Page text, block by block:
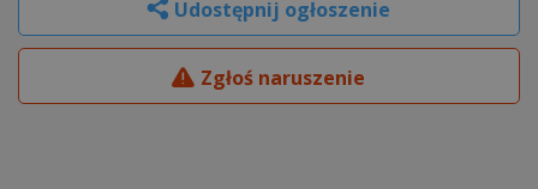
Udostępnij ogłoszenie
Zgłoś naruszenie